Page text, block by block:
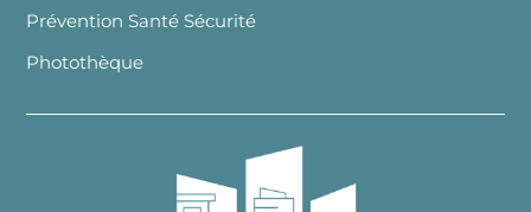
Prévention Santé Sécurité
Photothèque